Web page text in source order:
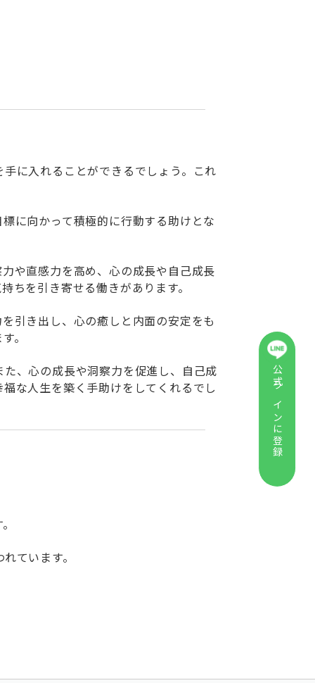
公式ラインに登録
に入れることができるでしょう。これ
に向かって積極的に行動する助けとな
や直感力を高め、心の成長や自己成長
ちを引き寄せる働きがあります。
引き出し、心の癒しと内面の安定をも
。
、心の成長や洞察力を促進し、自己成
な人生を築く手助けをしてくれるでし
ています。